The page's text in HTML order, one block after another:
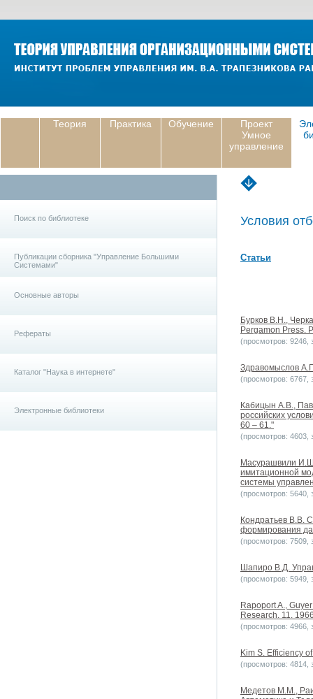
Теория Практика Обучение
Проект
Умное
управление
Поиск по библиотеке
Публикации сборника "Управление Большими
Системами"
Основные авторы
Рефераты
Каталог "Наука в интернете"
Электронные библиотеки
Условия
Статьи
Бурков B.H.,
Pergamon Press.
(просмотров: 9246,
Здравомыслов
(просмотров: 6767,
Кабицын А.В.,
российских
60 – 61."
(просмотров: 4603,
Масурашвили
имитационной
системы
(просмотров: 5640,
Кондратьев В.В.
формирования
(просмотров: 7509,
Шапиро В.Д.
(просмотров: 5949,
Rapoport A.,
Research. 11.
(просмотров: 4966,
Kim S. Efficiency
(просмотров: 4814,
Медетов М.М.,